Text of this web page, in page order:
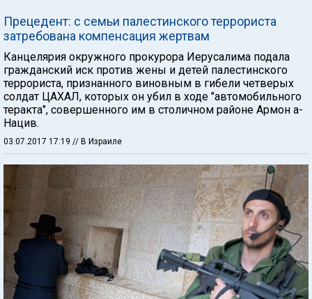
Прецедент: с семьи палестинского террориста
затребована компенсация жертвам
Канцелярия окружного прокурора Иерусалима подала
гражданский иск против жены и детей палестинского
террориста, признанного виновным в гибели четверых
солдат ЦАХАЛ, которых он убил в ходе "автомобильного
теракта", совершенного им в столичном районе Армон а-
Нацив.
03.07.2017 17:19 // В Израиле